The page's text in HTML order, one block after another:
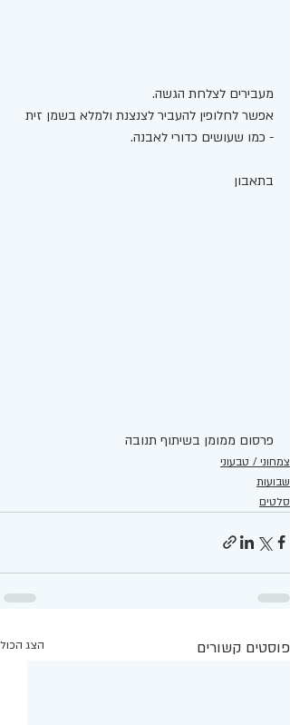
מעבירים לצלחת הגשה.
אפשר לחלופין להעביר לצנצנת ולמלא בשמן זית
- כמו שעושים כדורי לאבנה.
בתאבון
פרסום ממומן בשיתוף תנובה
צמחוני / טבעוני
שבועות
סלטים
פוסטים קשורים הצג הכול